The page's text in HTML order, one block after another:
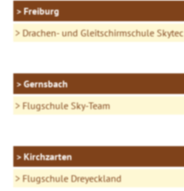
Freiburg
Drachen- und Gleitschirmschule Skytec
Gernsbach
Flugschule Sky-Team
Kirchzarten
Flugschule Dreyeckland